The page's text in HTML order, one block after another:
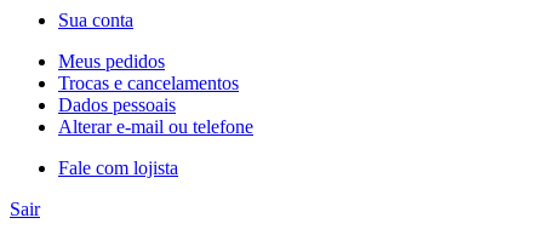
Sua conta
Meus pedidos
Trocas e cancelamentos
Dados pessoais
Alterar e-mail ou telefone
Fale com lojista
Sair